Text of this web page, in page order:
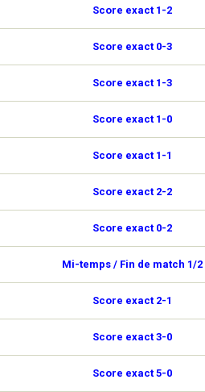
Score exact 1-2
Score exact 0-3
Score exact 1-3
Score exact 1-0
Score exact 1-1
Score exact 2-2
Score exact 0-2
Mi-temps / Fin de match 1/2
Score exact 2-1
Score exact 3-0
Score exact 5-0